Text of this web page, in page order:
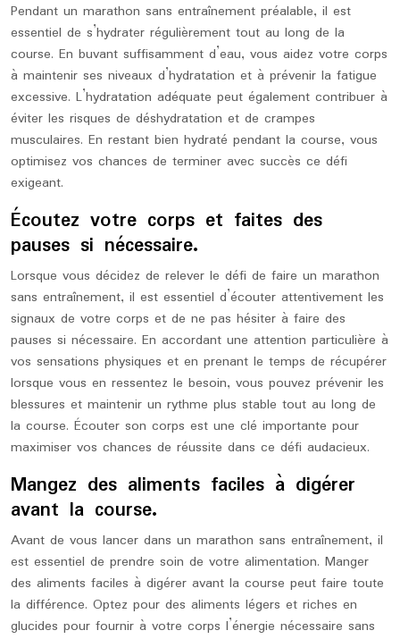
Pendant un marathon sans entraînement préalable, il est
essentiel de s’hydrater régulièrement tout au long de la
course. En buvant suffisamment d’eau, vous aidez votre corps
à maintenir ses niveaux d’hydratation et à prévenir la fatigue
excessive. L’hydratation adéquate peut également contribuer à
éviter les risques de déshydratation et de crampes
musculaires. En restant bien hydraté pendant la course, vous
optimisez vos chances de terminer avec succès ce défi
exigeant.
Écoutez votre corps et faites des
pauses si nécessaire.
Lorsque vous décidez de relever le défi de faire un marathon
sans entraînement, il est essentiel d’écouter attentivement les
signaux de votre corps et de ne pas hésiter à faire des
pauses si nécessaire. En accordant une attention particulière à
vos sensations physiques et en prenant le temps de récupérer
lorsque vous en ressentez le besoin, vous pouvez prévenir les
blessures et maintenir un rythme plus stable tout au long de
la course. Écouter son corps est une clé importante pour
maximiser vos chances de réussite dans ce défi audacieux.
Mangez des aliments faciles à digérer
avant la course.
Avant de vous lancer dans un marathon sans entraînement, il
est essentiel de prendre soin de votre alimentation. Manger
des aliments faciles à digérer avant la course peut faire toute
la différence. Optez pour des aliments légers et riches en
glucides pour fournir à votre corps l’énergie nécessaire sans